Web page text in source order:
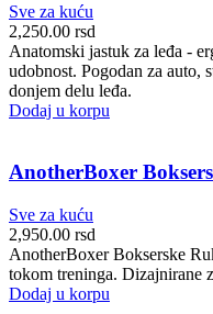
Sve za kuću
2,250.00 rsd
Anatomski jastuk za leđa -
udobnost. Pogodan za auto,
donjem delu leđa.
Dodaj u korpu
AnotherBoxer
Sve za kuću
2,950.00 rsd
AnotherBoxer Bokserske
tokom treninga. Dizajnirane
Dodaj u korpu